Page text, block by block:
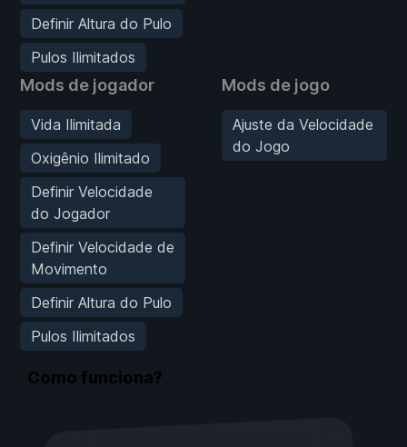
Definir Altura do Pulo
Pulos Ilimitados
Mods de jogador
Vida Ilimitada
Oxigênio Ilimitado
Definir Velocidade
do Jogador
Definir Velocidade de
Movimento
Definir Altura do Pulo
Pulos Ilimitados
Mods de jogo
Ajuste da Velocidade
do Jogo
Como funciona?